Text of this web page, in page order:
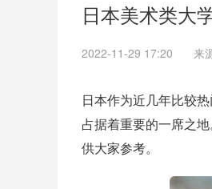
日本美术类大
2022-11-29 17:20 来
日本作为近几年比较
占据着重要的一席之
供大家参考。